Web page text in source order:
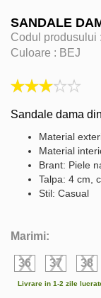
SANDALE
Codul produsului :
Culoare : BEJ
Sandale dama
Material
Material
Brant: Piele
Talpa: 4 cm,
Stil: Casual
Marimi:
36 37 38
Livrare in 1-2 zile